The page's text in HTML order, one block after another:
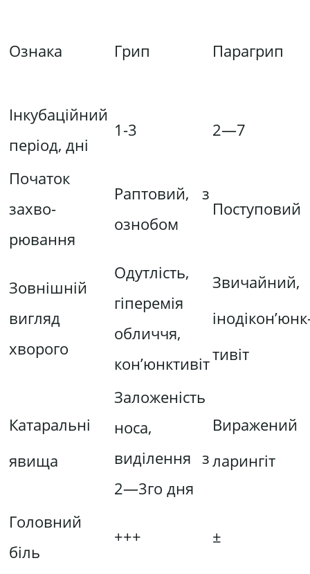
Ознака Грип Парагрип
Інкубаційний
період, дні
1-3 2—7
Початок
захво­
рювання
Раптовий, з
озно­бом
Поступовий
Зовнішній
ви­гляд
хворого
Одутлість,
гіпере­мія
обличчя,
кон’юнктивіт
Звичайний,
тивіт
Катаральні
явища
Заложеність
носа,
виділення з
2—3­го дня
Виражений
ларингіт
Головний
біль
+++ ±